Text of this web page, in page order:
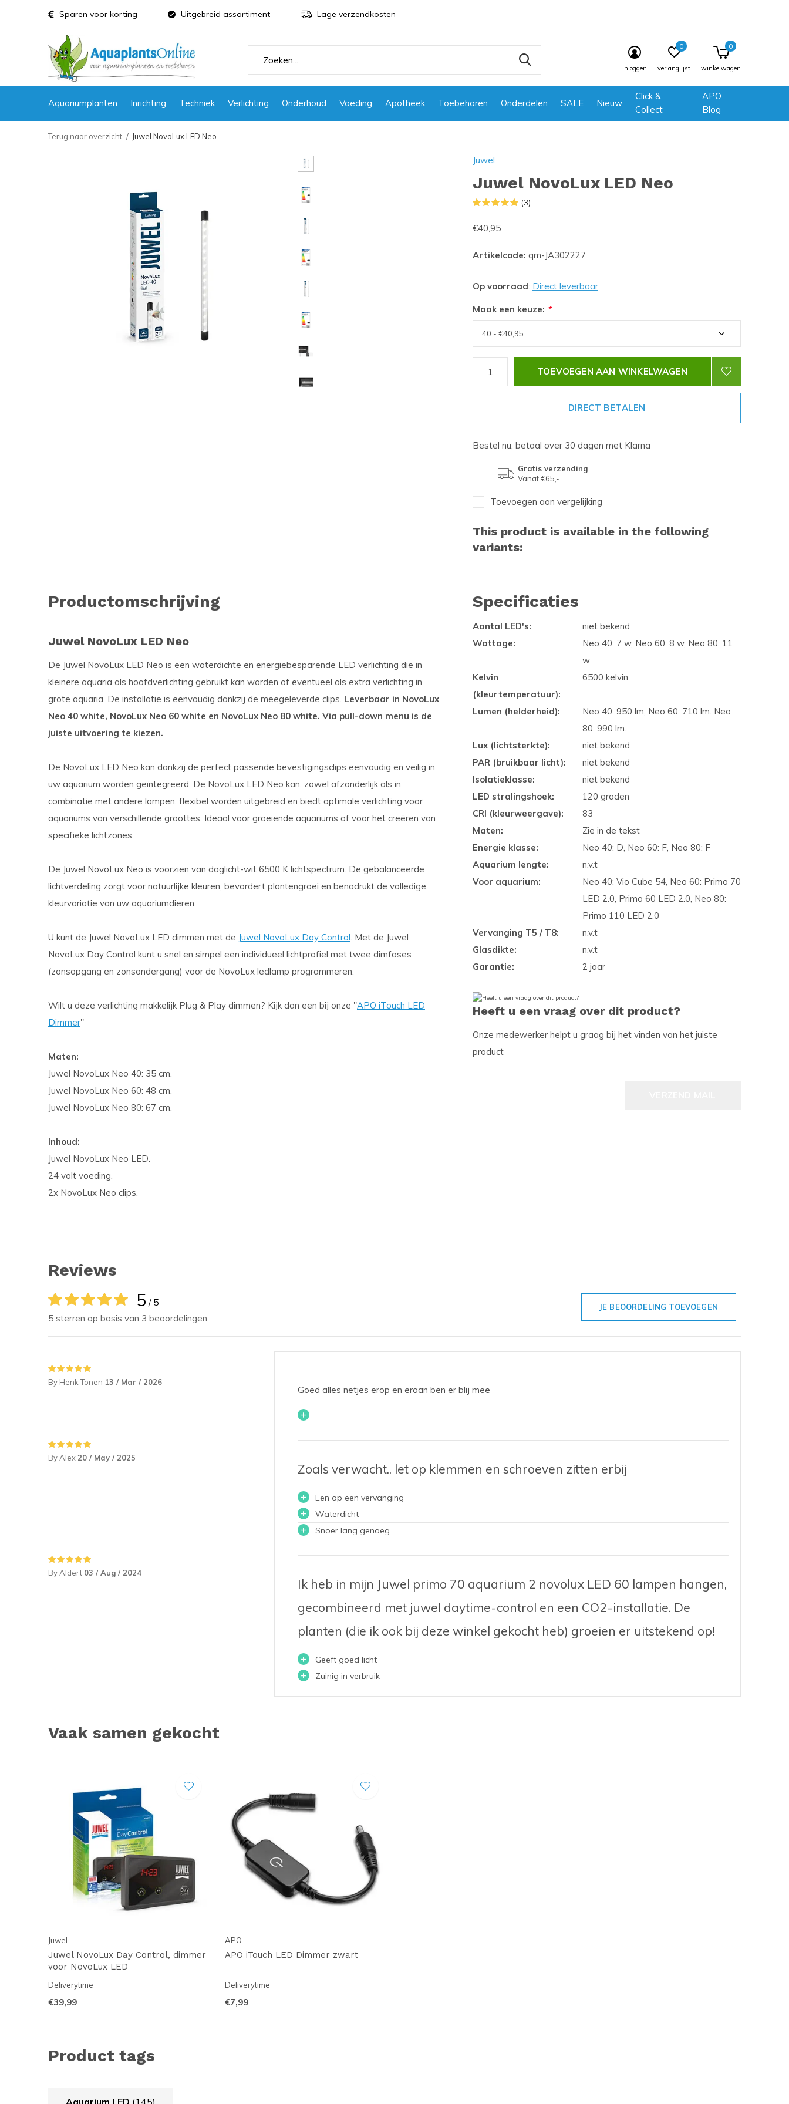
Aquariumplanten Inrichting Techniek Verlichting Onderhoud Voeding Apotheek Toebehoren Onderdelen SALE Nieuw
Click &
Collect
APO
Blog
inloggen verlanglijst
0
winkelwagen
0
Sparen voor korting Uitgebreid assortiment Lage verzendkosten
Terug naar overzicht Juwel NovoLux LED Neo
Juwel
Juwel NovoLux LED Neo
(3)
€40,95
Artikelcode: qm-JA302227
Op voorraad: Direct leverbaar
Maak een keuze: *
TOEVOEGEN AAN WINKELWAGEN
DIRECT BETALEN
Bestel nu, betaal over 30 dagen met Klarna
Gratis verzending
Vanaf €65,-
Toevoegen aan vergelijking
This product is available in the following
variants:
Productomschrijving
Juwel NovoLux LED Neo
De Juwel NovoLux LED Neo is een waterdichte en energiebesparende LED verlichting die in
kleinere aquaria als hoofdverlichting gebruikt kan worden of eventueel als extra verlichting in
grote aquaria. De installatie is eenvoudig dankzij de meegeleverde clips. Leverbaar in NovoLux
Neo 40 white, NovoLux Neo 60 white en NovoLux Neo 80 white. Via pull-down menu is de
juiste uitvoering te kiezen.
De NovoLux LED Neo kan dankzij de perfect passende bevestigingsclips eenvoudig en veilig in
uw aquarium worden geïntegreerd. De NovoLux LED Neo kan, zowel afzonderlijk als in
combinatie met andere lampen, flexibel worden uitgebreid en biedt optimale verlichting voor
aquariums van verschillende groottes. Ideaal voor groeiende aquariums of voor het creëren van
specifieke lichtzones.
De Juwel NovoLux Neo is voorzien van daglicht-wit 6500 K lichtspectrum. De gebalanceerde
lichtverdeling zorgt voor natuurlijke kleuren, bevordert plantengroei en benadrukt de volledige
kleurvariatie van uw aquariumdieren.
U kunt de Juwel NovoLux LED dimmen met de Juwel NovoLux Day Control. Met de Juwel
NovoLux Day Control kunt u snel en simpel een individueel lichtprofiel met twee dimfases
(zonsopgang en zonsondergang) voor de NovoLux ledlamp programmeren.
Wilt u deze verlichting makkelijk Plug & Play dimmen? Kijk dan een bij onze ''APO iTouch LED
Dimmer''
Maten:
Juwel NovoLux Neo 40: 35 cm.
Juwel NovoLux Neo 60: 48 cm.
Juwel NovoLux Neo 80: 67 cm.
Inhoud:
Juwel NovoLux Neo LED.
24 volt voeding.
2x NovoLux Neo clips.
Specificaties
Aantal LED's:
niet bekend
Wattage:
Neo 40: 7 w, Neo 60: 8 w, Neo 80: 11
w
Kelvin
(kleurtemperatuur):
6500 kelvin
Lumen (helderheid):
Neo 40: 950 lm, Neo 60: 710 lm. Neo
80: 990 lm.
Lux (lichtsterkte):
niet bekend
PAR (bruikbaar licht):
niet bekend
Isolatieklasse:
niet bekend
LED stralingshoek:
120 graden
CRI (kleurweergave):
83
Maten:
Zie in de tekst
Energie klasse:
Neo 40: D, Neo 60: F, Neo 80: F
Aquarium lengte:
n.v.t
Voor aquarium:
Neo 40: Vio Cube 54, Neo 60: Primo 70
LED 2.0, Primo 60 LED 2.0, Neo 80:
Primo 110 LED 2.0
Vervanging T5 / T8:
n.v.t
Glasdikte:
n.v.t
Garantie:
2 jaar
Heeft u een vraag over dit product?
Onze medewerker helpt u graag bij het vinden van het juiste
product
Reviews
5 / 5
5 sterren op basis van 3 beoordelingen
JE BEOORDELING TOEVOEGEN
By Henk Tonen 13 / Mar / 2026
Goed alles netjes erop en eraan ben er blij mee
+
By Alex 20 / May / 2025
Zoals verwacht.. let op klemmen en schroeven zitten erbij
+ Een op een vervanging
+ Waterdicht
+ Snoer lang genoeg
By Aldert 03 / Aug / 2024
Ik heb in mijn Juwel primo 70 aquarium 2 novolux LED 60 lampen hangen,
gecombineerd met juwel daytime-control en een CO2-installatie. De
planten (die ik ook bij deze winkel gekocht heb) groeien er uitstekend op!
+ Geeft goed licht
+ Zuinig in verbruik
Vaak samen gekocht
Juwel
Juwel NovoLux Day Control, dimmer
voor NovoLux LED
Deliverytime
€39,99
APO
APO iTouch LED Dimmer zwart
Deliverytime
€7,99
Product tags
Aquarium LED (145)